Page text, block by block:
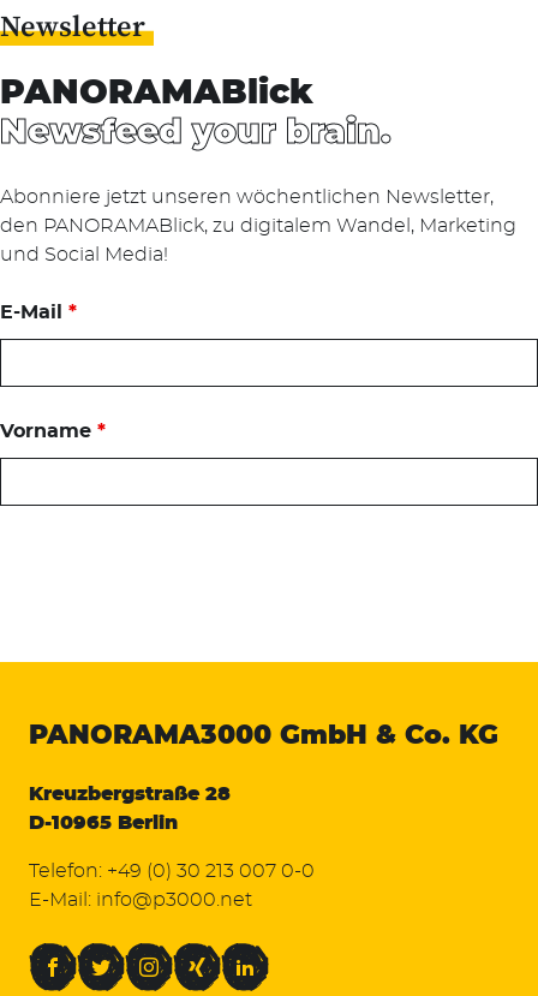
Newsletter
PANORAMABlick
Newsfeed your brain.
Abonniere jetzt unseren wöchentlichen Newsletter,
den PANORAMABlick, zu digitalem Wandel, Marketing
und Social Media!
E-Mail *
Vorname *
PANORAMA3000 GmbH & Co. KG
Kreuzbergstraße 28
D-10965 Berlin
Telefon: +49 (0) 30 213 007 0-0
E-Mail: info@p3000.net
FacebookTwitterInstagramXing LinkedIn